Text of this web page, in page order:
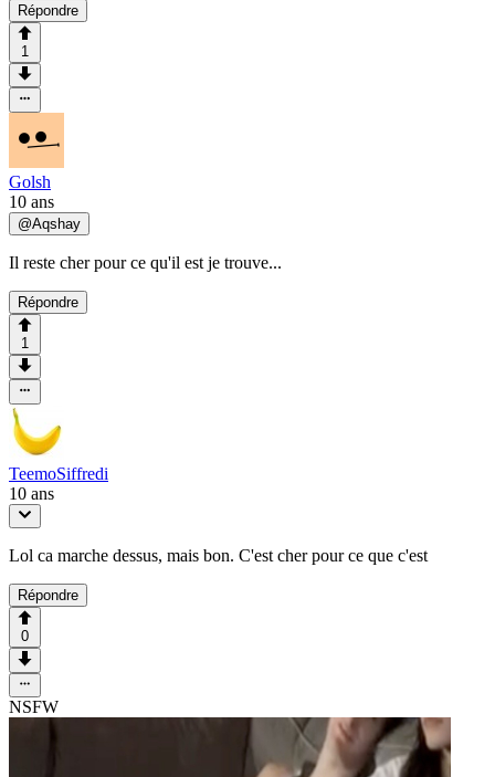
Répondre
1
Golsh
10 ans
@Aqshay
Il reste cher pour ce qu'il est je trouve...
Répondre
1
TeemoSiffredi
10 ans
Lol ca marche dessus, mais bon. C'est cher pour ce que c'est
Répondre
0
NSFW